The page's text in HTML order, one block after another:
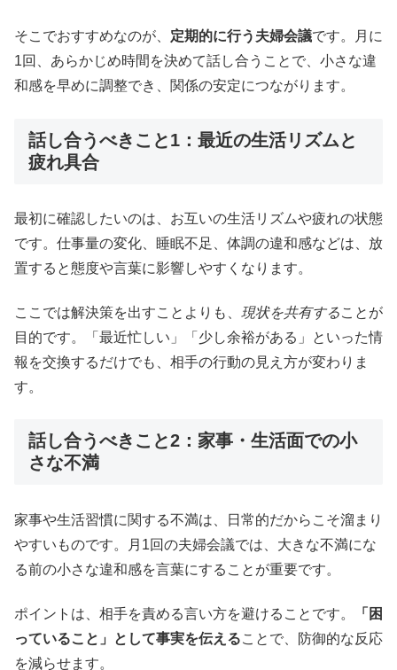
そこでおすすめなのが、 定期的に行う夫婦会議です。月に
1回、あらかじめ時間を決めて話し合うことで、小さな違
和感を早めに調整でき、関係の安定につながります。
話し合うべきこと1：最近の生活リズムと
疲れ具合
最初に確認したいのは、お互いの生活リズムや疲れの状態
です。仕事量の変化、睡眠不足、体調の違和感などは、放
置すると態度や言葉に影響しやすくなります。
ここでは解決策を出すことよりも、 現状を共有することが
目的です。「最近忙しい」「少し余裕がある」といった情
報を交換するだけでも、相手の行動の見え方が変わりま
す。
話し合うべきこと2：家事・生活面での小
さな不満
家事や生活習慣に関する不満は、日常的だからこそ溜まり
やすいものです。月1回の夫婦会議では、大きな不満にな
る前の小さな違和感を言葉にすることが重要です。
ポイントは、相手を責める言い方を避けることです。
「困
っていること」として事実を伝えることで、防御的な反応
を減らせます。